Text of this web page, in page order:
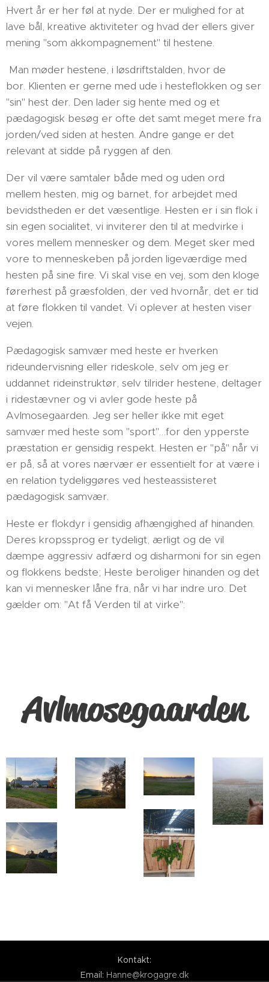
Hvert år er her føl at nyde. Der er mulighed for at
lave bål, kreative aktiviteter og hvad der ellers giver
mening "som akkompagnement" til hestene.
Man møder hestene, i løsdriftstalden, hvor de
bor. Klienten er gerne med ude i hesteflokken og ser
"sin" hest der. Den lader sig hente med og et
pædagogisk besøg er ofte det samt meget mere fra
jorden/ved siden at hesten. Andre gange er det
relevant at sidde på ryggen af den.
Der vil være samtaler både med og uden ord
mellem hesten, mig og barnet, for arbejdet med
bevidstheden er det væsentlige. Hesten er i sin flok i
sin egen socialitet, vi inviterer den til at medvirke i
vores mellem mennesker og dem. Meget sker med
vore to menneskeben på jorden ligeværdige med
hesten på sine fire. Vi skal vise en vej, som den kloge
førerhest på græsfolden, der ved hvornår, det er tid
at føre flokken til vandet. Vi oplever at hesten viser
vejen.
Pædagogisk samvær med heste er hverken
rideundervisning eller rideskole, selv om jeg er
uddannet rideinstruktør, selv tilrider hestene, deltager
i ridestævner og vi avler gode heste på
Avlmosegaarden. Jeg ser heller ikke mit eget
samvær med heste som "sport"…for den ypperste
præstation er gensidig respekt. Hesten er "på" når vi
er på, så at vores nærvær er essentielt for at være i
en relation tydeliggøres ved hesteassisteret
pædagogisk samvær.
Heste er flokdyr i gensidig afhængighed af hinanden.
Deres kropssprog er tydeligt, ærligt og de vil
dæmpe aggressiv adfærd og disharmoni for sin egen
og flokkens bedste; Heste beroliger hinanden og det
kan vi mennesker låne fra, når vi har indre uro. Det
gælder om: "At få Verden til at virke":
Avlmosegaarden
Kontakt:
Email: Hanne@krogagre.dk